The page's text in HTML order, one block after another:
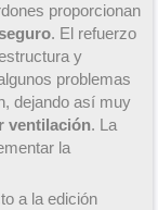
proporcionan
. El refuerzo
y
problemas
dejando así muy
ventilación. La
la
a la edición